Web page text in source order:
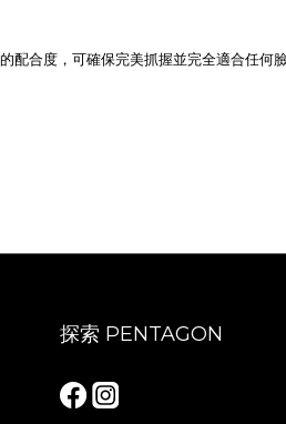
配合度，可確保完美抓握並完全適合任
探索 PENTAGON